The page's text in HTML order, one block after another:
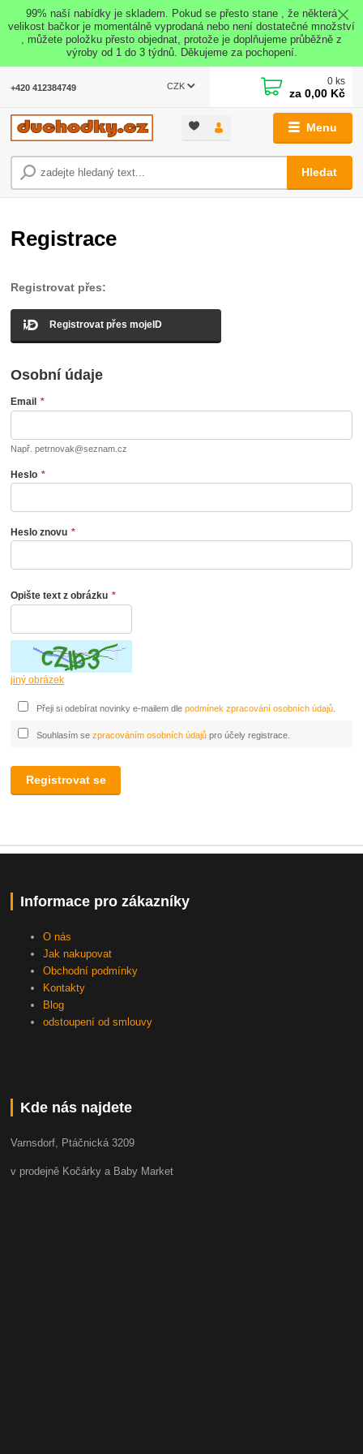
99% naší nabídky je skladem. Pokud se přesto stane , že některá
velikost bačkor je momentálně vyprodaná nebo není dostatečné množství
, můžete položku přesto objednat, protože je doplňujeme průběžně z
výroby od 1 do 3 týdnů. Děkujeme za pochopení.
Menu
CZK
Hledat
+420 412384749
0ks
za 0,00 Kč
Registrace
Registrovat přes:
Registrovat přes mojeID
Osobní údaje
Email *
Např. petrnovak@seznam.cz
Heslo *
Heslo znovu *
Opište text z obrázku *
jiný obrázek
Přeji si odebírat novinky e-mailem dle podmínek zpracování osobních údajů.
Souhlasím se zpracováním osobních údajůpro účely registrace.
Registrovat se
Informace pro zákazníky
O nás
Jak nakupovat
Obchodní podmínky
Kontakty
Blog
odstoupení od smlouvy
Kde nás najdete
Varnsdorf, Ptáčnická 3209
v prodejně Kočárky a Baby Market